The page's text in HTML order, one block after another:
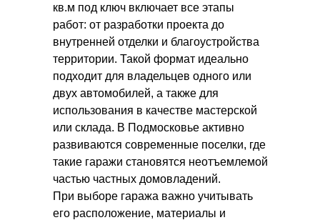
кв.м под ключ включает все этапы
работ: от разработки проекта до
внутренней отделки и благоустройства
территории. Такой формат идеально
подходит для владельцев одного или
двух автомобилей, а также для
использования в качестве мастерской
или склада. В Подмосковье активно
развиваются современные поселки, где
такие гаражи становятся неотъемлемой
частью частных домовладений.
При выборе гаража важно учитывать
его расположение, материалы и